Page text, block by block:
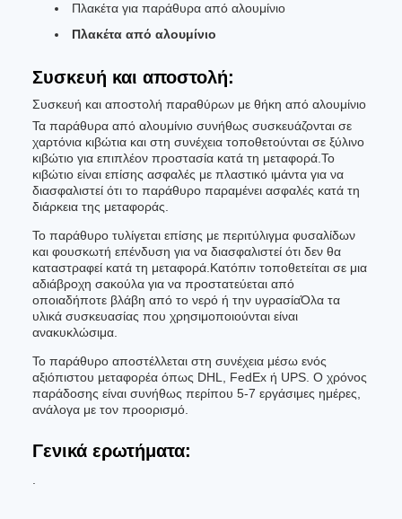
Πλακέτα για παράθυρα από αλουμίνιο
Πλακέτα από αλουμίνιο
Συσκευή και αποστολή:
Συσκευή και αποστολή παραθύρων με θήκη από αλουμίνιο
Τα παράθυρα από αλουμίνιο συνήθως συσκευάζονται σε
χαρτόνια κιβώτια και στη συνέχεια τοποθετούνται σε ξύλινο
κιβώτιο για επιπλέον προστασία κατά τη μεταφορά.Το
κιβώτιο είναι επίσης ασφαλές με πλαστικό ιμάντα για να
διασφαλιστεί ότι το παράθυρο παραμένει ασφαλές κατά τη
διάρκεια της μεταφοράς.
Το παράθυρο τυλίγεται επίσης με περιτύλιγμα φυσαλίδων
και φουσκωτή επένδυση για να διασφαλιστεί ότι δεν θα
καταστραφεί κατά τη μεταφορά.Κατόπιν τοποθετείται σε μια
αδιάβροχη σακούλα για να προστατεύεται από
οποιαδήποτε βλάβη από το νερό ή την υγρασίαΌλα τα
υλικά συσκευασίας που χρησιμοποιούνται είναι
ανακυκλώσιμα.
Το παράθυρο αποστέλλεται στη συνέχεια μέσω ενός
αξιόπιστου μεταφορέα όπως DHL, FedEx ή UPS. Ο χρόνος
παράδοσης είναι συνήθως περίπου 5-7 εργάσιμες ημέρες,
ανάλογα με τον προορισμό.
Γενικά ερωτήματα: